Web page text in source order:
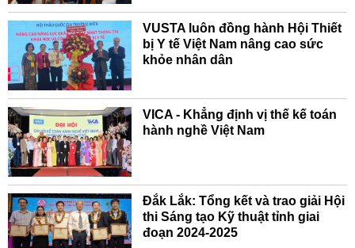
VUSTA luôn đồng hành Hội Thiết
bị Y tế Việt Nam nâng cao sức
khỏe nhân dân
VICA - Khẳng định vị thế kế toán
hành nghề Việt Nam
Đắk Lắk: Tổng kết và trao giải Hội
thi Sáng tạo Kỹ thuật tỉnh giai
đoạn 2024-2025